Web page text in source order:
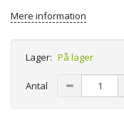
Mere information
Lager: På lager
Antal